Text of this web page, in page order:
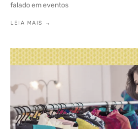
falado em eventos
LEIA MAIS →